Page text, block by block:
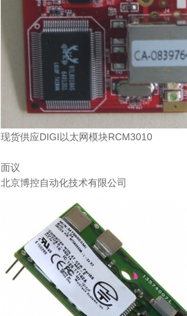
现货供应DIGI以太网模块RCM3010
面议
北京博控自动化技术有限公司